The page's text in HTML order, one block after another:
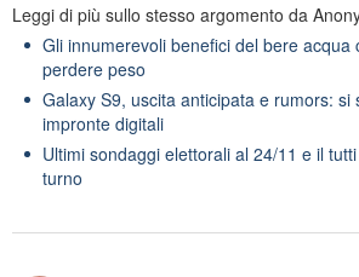
Leggi di più sullo stesso argomento da
Gli innumerevoli benefici del bere acqua
perdere peso
Galaxy S9, uscita anticipata e rumors: si
impronte digitali
Ultimi sondaggi elettorali al 24/11 e il
turno